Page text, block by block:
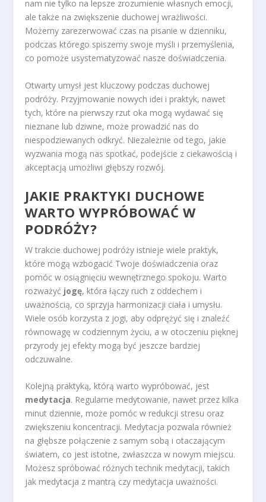
nam nie tylko na lepsze zrozumienie własnych emocji,
ale także na zwiększenie duchowej wrażliwości.
Możemy zarezerwować czas na pisanie w dzienniku,
podczas którego spiszemy swoje myśli i przemyślenia,
co pomoże usystematyzować nasze doświadczenia.
Otwarty umysł jest kluczowy podczas duchowej
podróży. Przyjmowanie nowych idei i praktyk, nawet
tych, które na pierwszy rzut oka mogą wydawać się
nieznane lub dziwne, może prowadzić nas do
niespodziewanych odkryć. Niezależnie od tego, jakie
wyzwania mogą nas spotkać, podejście z ciekawością i
akceptacją umożliwi głębszy rozwój.
JAKIE PRAKTYKI DUCHOWE
WARTO WYPRÓBOWAĆ W
PODRÓŻY?
W trakcie duchowej podróży istnieje wiele praktyk,
które mogą wzbogacić Twoje doświadczenia oraz
pomóc w osiągnięciu wewnętrznego spokoju. Warto
rozważyć jogę, która łączy ruch z oddechem i
uważnością, co sprzyja harmonizacji ciała i umysłu.
Wiele osób korzysta z jogi, aby odprężyć się i znaleźć
równowagę w codziennym życiu, a w otoczeniu pięknej
przyrody jej efekty mogą być jeszcze bardziej
odczuwalne.
Kolejną praktyką, którą warto wypróbować, jest
medytacja. Regularne medytowanie, nawet przez kilka
minut dziennie, może pomóc w redukcji stresu oraz
zwiększeniu koncentracji. Medytacja pozwala również
na głębsze połączenie z samym sobą i otaczającym
światem, co jest istotne, zwłaszcza w nowym miejscu.
Możesz spróbować różnych technik medytacji, takich
jak medytacja z mantrą czy medytacja uważności.